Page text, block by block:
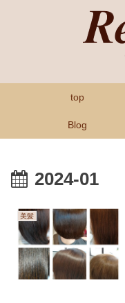
top
Blog
2024-01
美髪